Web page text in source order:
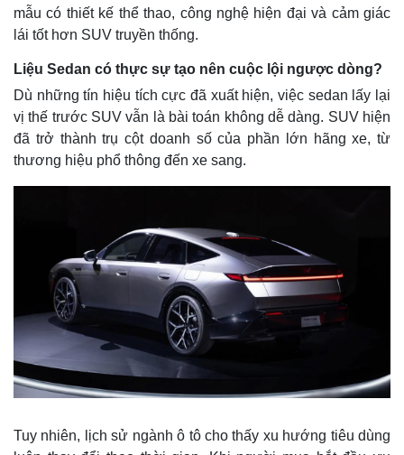
mẫu có thiết kế thể thao, công nghệ hiện đại và cảm giác
lái tốt hơn SUV truyền thống.
Liệu Sedan có thực sự tạo nên cuộc lội ngược dòng?
Dù những tín hiệu tích cực đã xuất hiện, việc sedan lấy lại
vị thế trước SUV vẫn là bài toán không dễ dàng. SUV hiện
đã trở thành trụ cột doanh số của phần lớn hãng xe, từ
thương hiệu phổ thông đến xe sang.
Tuy nhiên, lịch sử ngành ô tô cho thấy xu hướng tiêu dùng